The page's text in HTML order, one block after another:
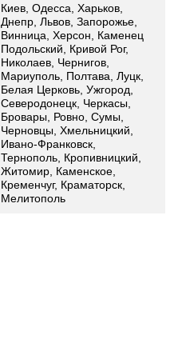
Киев, Одесса, Харьков,
Днепр, Львов, Запорожье,
Винница, Херсон, Каменец
Подольский, Кривой Рог,
Николаев, Чернигов,
Мариуполь, Полтава, Луцк,
Белая Церковь, Ужгород,
Северодонецк, Черкасы,
Бровары, Ровно, Сумы,
Черновцы, Хмельницкий,
Ивано-Франковск,
Тернополь, Кропивницкий,
Житомир, Каменское,
Кременчуг, Краматорск,
Мелитополь